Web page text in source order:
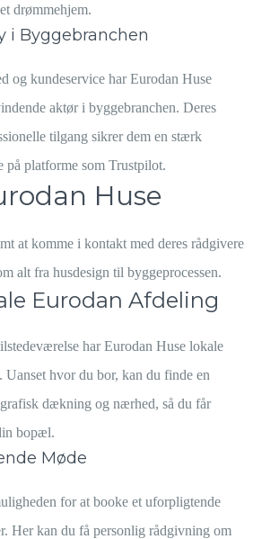
drømmehjem.
i Byggebranchen
og kundeservice har Eurodan Huse
aktør i byggebranchen. Deres
tilgang sikrer dem en stærk
på platforme som Trustpilot.
Huse
at komme i kontakt med deres rådgivere
alt fra husdesign til byggeprocessen.
Eurodan Afdeling
har Eurodan Huse lokale
Uanset hvor du bor, kan du finde en
dækning og nærhed, så du får
bopæl.
Møde
for at booke et uforpligtende
Her kan du få personlig rådgivning om